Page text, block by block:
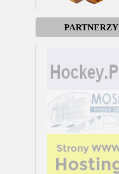
PARTNERZY